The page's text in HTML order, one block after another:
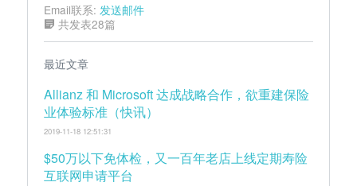
Email联系: 发送邮件
共发表28篇
最近文章
Allianz 和 Microsoft 达成战略合作，欲重建保险
业体验标准（快讯）
2019-11-18 12:51:31
$50万以下免体检，又一百年老店上线定期寿险
互联网申请平台